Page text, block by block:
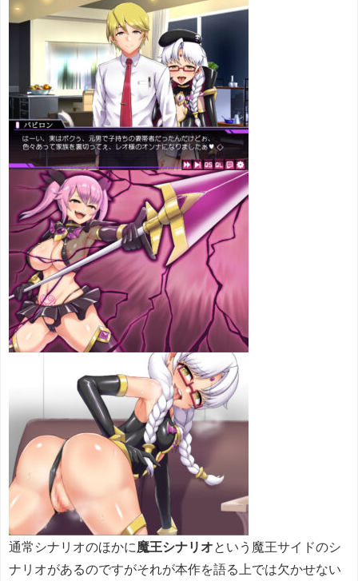
通常シナリオのほかに 魔王シナリオ という魔王サイドのシ
ナリオがあるのですがそれが本作を語る上では欠かせない